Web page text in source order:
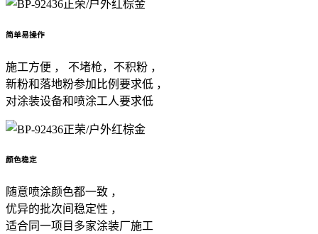
简单易操作
施工方便 ， 不堵枪，不积粉 ，
新粉和落地粉参加比例要求低 ，
对涂装设备和喷涂工人要求低
颜色稳定
随意喷涂颜色都一致 ，
优异的批次间稳定性 ，
适合同一项目多家涂装厂施工